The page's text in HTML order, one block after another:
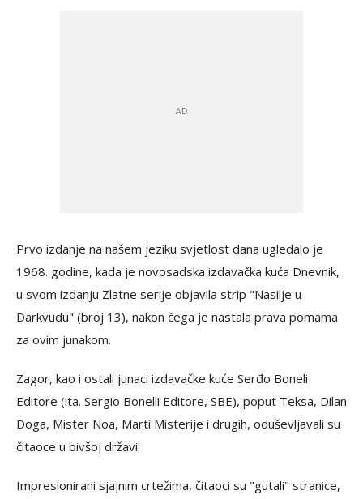
Prvo izdanje na našem jeziku svjetlost dana ugledalo je
1968. godine, kada je novosadska izdavačka kuća Dnevnik,
u svom izdanju Zlatne serije objavila strip "Nasilje u
Darkvudu" (broj 13), nakon čega je nastala prava pomama
za ovim junakom.
Zagor, kao i ostali junaci izdavačke kuće Serđo Boneli
Editore (ita. Sergio Bonelli Editore, SBE), poput Teksa, Dilan
Doga, Mister Noa, Marti Misterije i drugih, oduševljavali su
čitaoce u bivšoj državi.
Impresionirani sjajnim crtežima, čitaoci su "gutali" stranice,